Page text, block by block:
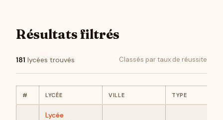
Résultats filtrés
181 lycées trouvés Classés par taux de réussite
# LYCÉE VILLE TYPE
Lycée